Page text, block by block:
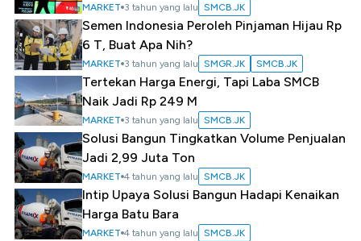
MARKET 3 tahun yang lalu SMCB.JK
Semen Indonesia Peroleh Pinjaman Hijau Rp
6 T, Buat Apa Nih?
MARKET 3 tahun yang lalu SMGR.JK SMCB.JK
Tertekan Harga Energi, Tapi Laba SMCB
Naik Jadi Rp 249 M
MARKET 3 tahun yang lalu SMCB.JK
Solusi Bangun Tingkatkan Volume Penjualan
Jadi 2,99 Juta Ton
MARKET 4 tahun yang lalu SMCB.JK
Intip Upaya Solusi Bangun Hadapi Kenaikan
Harga Batu Bara
MARKET 4 tahun yang lalu SMCB.JK